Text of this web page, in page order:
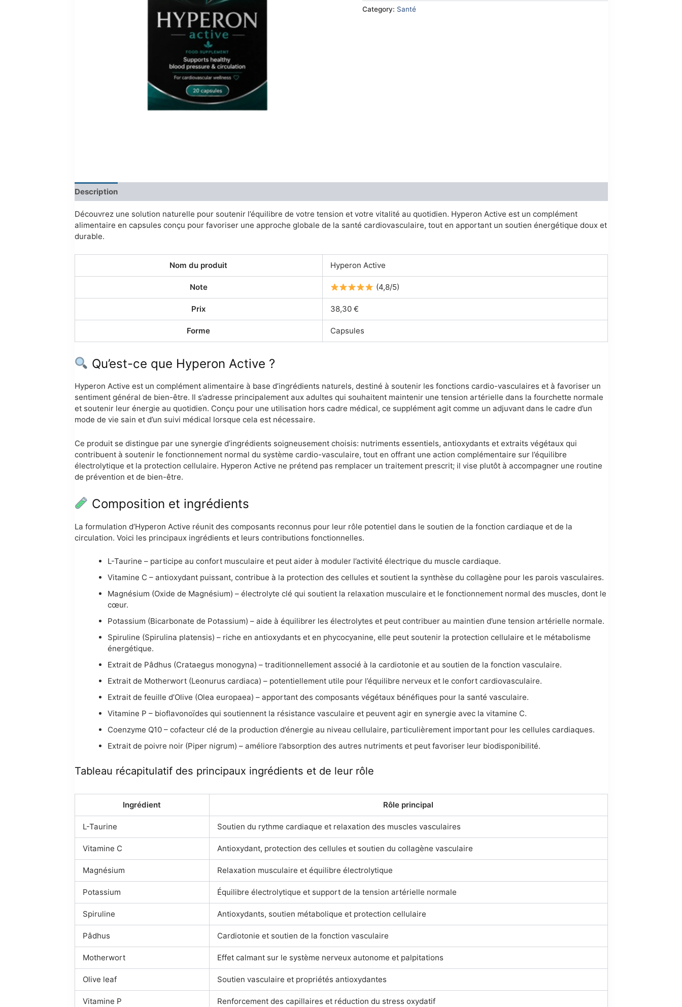
Category: Santé
Description
Découvrez une solution naturelle pour soutenir l’équilibre de votre tension et votre vitalité au quotidien. Hyperon Active est un complément
alimentaire en capsules conçu pour favoriser une approche globale de la santé cardiovasculaire, tout en apportant un soutien énergétique doux et
durable.
Nom du produit Hyperon Active
Note (4,8/5)
Prix 38,30 €
Forme Capsules
Qu’est-ce que Hyperon Active ?
Hyperon Active est un complément alimentaire à base d’ingrédients naturels, destiné à soutenir les fonctions cardio-vasculaires et à favoriser un
sentiment général de bien-être. Il s’adresse principalement aux adultes qui souhaitent maintenir une tension artérielle dans la fourchette normale
et soutenir leur énergie au quotidien. Conçu pour une utilisation hors cadre médical, ce supplément agit comme un adjuvant dans le cadre d’un
mode de vie sain et d’un suivi médical lorsque cela est nécessaire.
Ce produit se distingue par une synergie d’ingrédients soigneusement choisis: nutriments essentiels, antioxydants et extraits végétaux qui
contribuent à soutenir le fonctionnement normal du système cardio-vasculaire, tout en offrant une action complémentaire sur l’équilibre
électrolytique et la protection cellulaire. Hyperon Active ne prétend pas remplacer un traitement prescrit; il vise plutôt à accompagner une routine
de prévention et de bien-être.
Composition et ingrédients
La formulation d’Hyperon Active réunit des composants reconnus pour leur rôle potentiel dans le soutien de la fonction cardiaque et de la
circulation. Voici les principaux ingrédients et leurs contributions fonctionnelles.
L-Taurine – participe au confort musculaire et peut aider à moduler l’activité électrique du muscle cardiaque.
Vitamine C – antioxydant puissant, contribue à la protection des cellules et soutient la synthèse du collagène pour les parois vasculaires.
Magnésium (Oxide de Magnésium) – électrolyte clé qui soutient la relaxation musculaire et le fonctionnement normal des muscles, dont le
cœur.
Potassium (Bicarbonate de Potassium) – aide à équilibrer les électrolytes et peut contribuer au maintien d’une tension artérielle normale.
Spiruline (Spirulina platensis) – riche en antioxydants et en phycocyanine, elle peut soutenir la protection cellulaire et le métabolisme
énergétique.
Extrait de Pâdhus (Crataegus monogyna) – traditionnellement associé à la cardiotonie et au soutien de la fonction vasculaire.
Extrait de Motherwort (Leonurus cardiaca) – potentiellement utile pour l’équilibre nerveux et le confort cardiovasculaire.
Extrait de feuille d’Olive (Olea europaea) – apportant des composants végétaux bénéfiques pour la santé vasculaire.
Vitamine P – bioflavonoïdes qui soutiennent la résistance vasculaire et peuvent agir en synergie avec la vitamine C.
Coenzyme Q10 – cofacteur clé de la production d’énergie au niveau cellulaire, particulièrement important pour les cellules cardiaques.
Extrait de poivre noir (Piper nigrum) – améliore l’absorption des autres nutriments et peut favoriser leur biodisponibilité.
Tableau récapitulatif des principaux ingrédients et de leur rôle
Ingrédient Rôle principal
L-Taurine Soutien du rythme cardiaque et relaxation des muscles vasculaires
Vitamine C Antioxydant, protection des cellules et soutien du collagène vasculaire
Magnésium Relaxation musculaire et équilibre électrolytique
Potassium Équilibre électrolytique et support de la tension artérielle normale
Spiruline Antioxydants, soutien métabolique et protection cellulaire
Pâdhus Cardiotonie et soutien de la fonction vasculaire
Motherwort Effet calmant sur le système nerveux autonome et palpitations
Olive leaf Soutien vasculaire et propriétés antioxydantes
Vitamine P Renforcement des capillaires et réduction du stress oxydatif